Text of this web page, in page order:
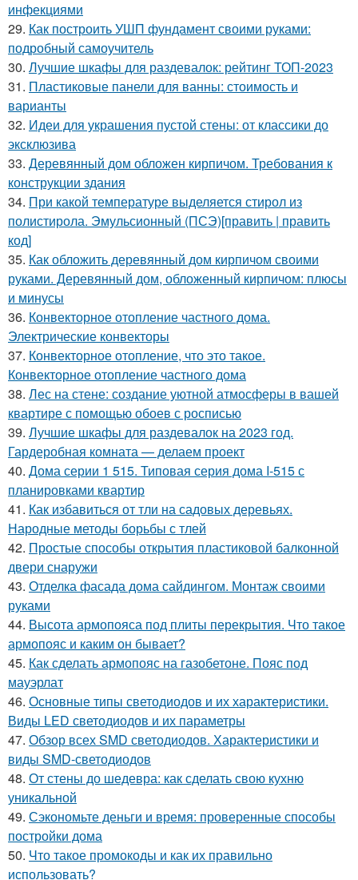
инфекциями
29. Как построить УШП фундамент своими руками:
подробный самоучитель
30. Лучшие шкафы для раздевалок: рейтинг ТОП-2023
31. Пластиковые панели для ванны: стоимость и
варианты
32. Идеи для украшения пустой стены: от классики до
эксклюзива
33. Деревянный дом обложен кирпичом. Требования к
конструкции здания
34. При какой температуре выделяется стирол из
полистирола. Эмульсионный (ПСЭ)[править | править
код]
35. Как обложить деревянный дом кирпичом своими
руками. Деревянный дом, обложенный кирпичом: плюсы
и минусы
36. Конвекторное отопление частного дома.
Электрические конвекторы
37. Конвекторное отопление, что это такое.
Конвекторное отопление частного дома
38. Лес на стене: создание уютной атмосферы в вашей
квартире с помощью обоев с росписью
39. Лучшие шкафы для раздевалок на 2023 год.
Гардеробная комната — делаем проект
40. Дома серии 1 515. Типовая серия дома I-515 с
планировками квартир
41. Как избавиться от тли на садовых деревьях.
Народные методы борьбы с тлей
42. Простые способы открытия пластиковой балконной
двери снаружи
43. Отделка фасада дома сайдингом. Монтаж своими
руками
44. Высота армопояса под плиты перекрытия. Что такое
армопояс и каким он бывает?
45. Как сделать армопояс на газобетоне. Пояс под
мауэрлат
46. Основные типы светодиодов и их характеристики.
Виды LED светодиодов и их параметры
47. Обзор всех SMD светодиодов. Характеристики и
виды SMD-светодиодов
48. От стены до шедевра: как сделать свою кухню
уникальной
49. Сэкономьте деньги и время: проверенные способы
постройки дома
50. Что такое промокоды и как их правильно
использовать?